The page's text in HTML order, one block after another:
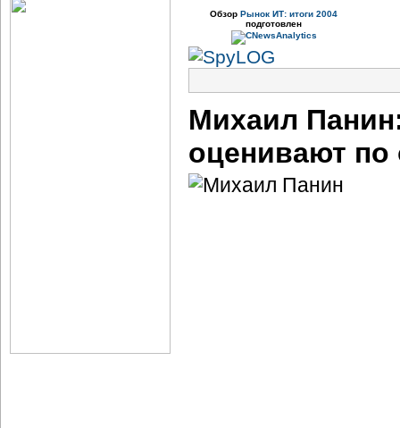
Обзор Рынок ИТ: итоги 2004
подготовлен
Михаил
оценивают по